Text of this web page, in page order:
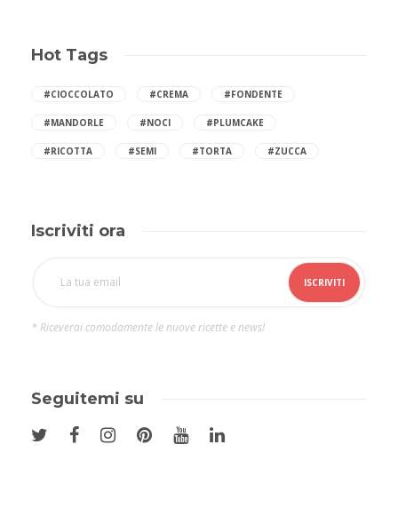
Hot Tags
#CIOCCOLATO #CREMA #FONDENTE
#MANDORLE #NOCI #PLUMCAKE
#RICOTTA #SEMI #TORTA #ZUCCA
Iscriviti ora
* Riceverai comodamente le nuove ricette e news!
Seguitemi su